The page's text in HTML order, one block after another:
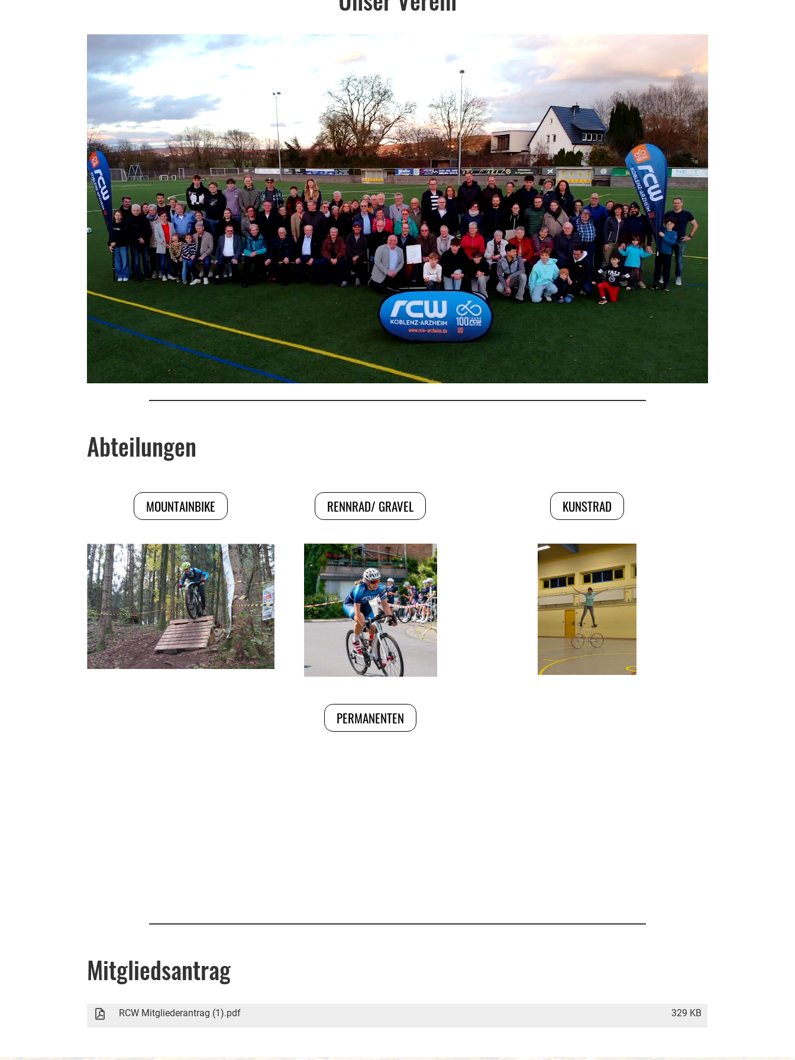
Abteilungen
MOUNTAINBIKE RENNRAD/ GRAVEL
PERMANENTEN
KUNSTRAD
Mitgliedsantrag
RCW Mitgliederantrag (1).pdf 329 KB